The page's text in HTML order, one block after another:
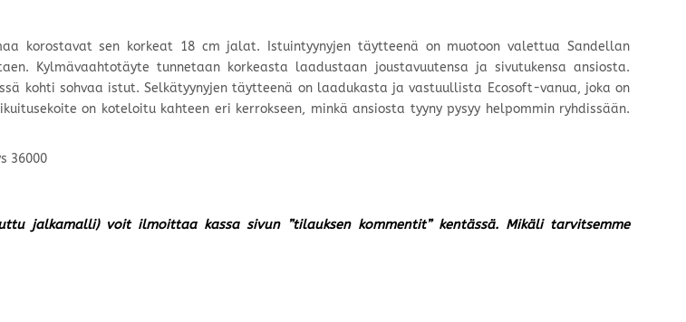
korostavat sen korkeat 18 cm jalat. Istuintyynyjen täytteenä on muotoon valettua Sandellan
Kylmävaahtotäyte tunnetaan korkeasta laadustaan joustavuutensa ja sivutukensa ansiosta.
kohti sohvaa istut. Selkätyynyjen täytteenä on laadukasta ja vastuullista Ecosoft-vanua, joka on
on koteloitu kahteen eri kerrokseen, minkä ansiosta tyyny pysyy helpommin ryhdissään.
36000
jalkamalli) voit ilmoittaa kassa sivun ”tilauksen kommentit” kentässä. Mikäli tarvitsemme